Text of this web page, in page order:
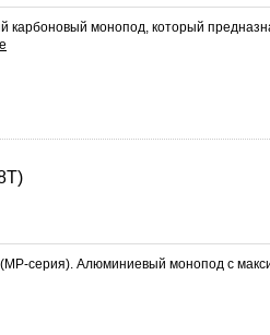
карбоновый монопод, который
серия). Алюминиевый монопод с